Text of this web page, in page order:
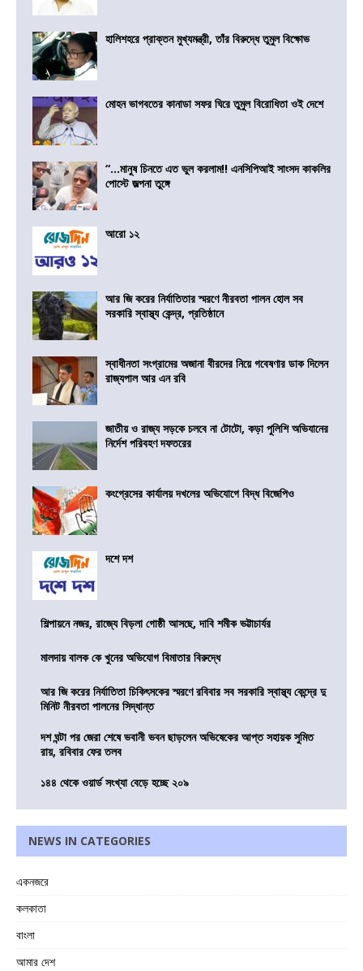
হালিশহরে প্রাক্তন মুখ্যমন্ত্রী, তাঁর বিরুদ্ধে তুমুল বিক্ষোভ
মোহন ভাগবতের কানাডা সফর ঘিরে তুমুল বিরোধিতা ওই দেশে
“…মানুষ চিনতে এত ভুল করলাম!! এনসিপিআই সাংসদ কাকলির
পোস্টে জল্পনা তুঙ্গে
আরো ১২
আর জি করের নির্যাতিতার স্মরণে নীরবতা পালন হোল সব
সরকারি স্বাস্থ্য কেন্দ্র, প্রতিষ্ঠানে
স্বাধীনতা সংগ্রামের অজানা বীরদের নিয়ে গবেষণার ডাক দিলেন
রাজ্যপাল আর এন রবি
জাতীয় ও রাজ্য সড়কে চলবে না টোটো, কড়া পুলিশি অভিযানের
নির্দেশ পরিবহণ দফতরের
কংগ্রেসের কার্যালয় দখলের অভিযোগে বিদ্ধ বিজেপিও
দশে দশ
শিল্পায়নে নজর, রাজ্যে বিড়লা গোষ্ঠী আসছে, দাবি শমীক ভট্টাচার্যর
মালদায় বালক কে খুনের অভিযোগ বিমাতার বিরুদ্ধে
আর জি করের নির্যাতিতা চিকিৎসকের স্মরণে রবিবার সব সরকারি স্বাস্থ্য কেন্দ্রে দু
মিনিট নীরবতা পালনের সিদ্ধান্ত
দশ ঘন্টা পর জেরা শেষে ভবানী ভবন ছাড়লেন অভিষেকের আপ্ত সহায়ক সুমিত
রায়, রবিবার ফের তলব
১৪৪ থেকে ওয়ার্ড সংখ্যা বেড়ে হচ্ছে ২০৯
NEWS IN CATEGORIES
একনজরে
কলকাতা
বাংলা
আমার দেশ